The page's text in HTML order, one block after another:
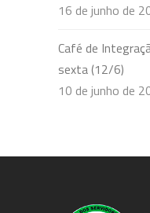
16 de junho de
Café de
sexta (12/6)
10 de junho de